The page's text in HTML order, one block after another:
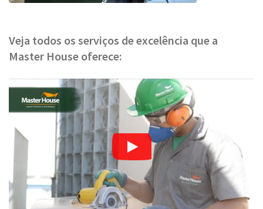
Veja todos os serviços de excelência que a
Master House oferece: